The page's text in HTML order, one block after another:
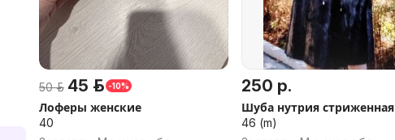
50 р. 45 р. -10%
Лоферы женские
40
250 р.
Шуба нутрия стриженная
46 (m)